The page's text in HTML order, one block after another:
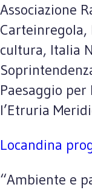
Associazione
Carteinregola,
cultura, Italia
Paesaggio
l’Etruria
Locandina
“Ambiente e